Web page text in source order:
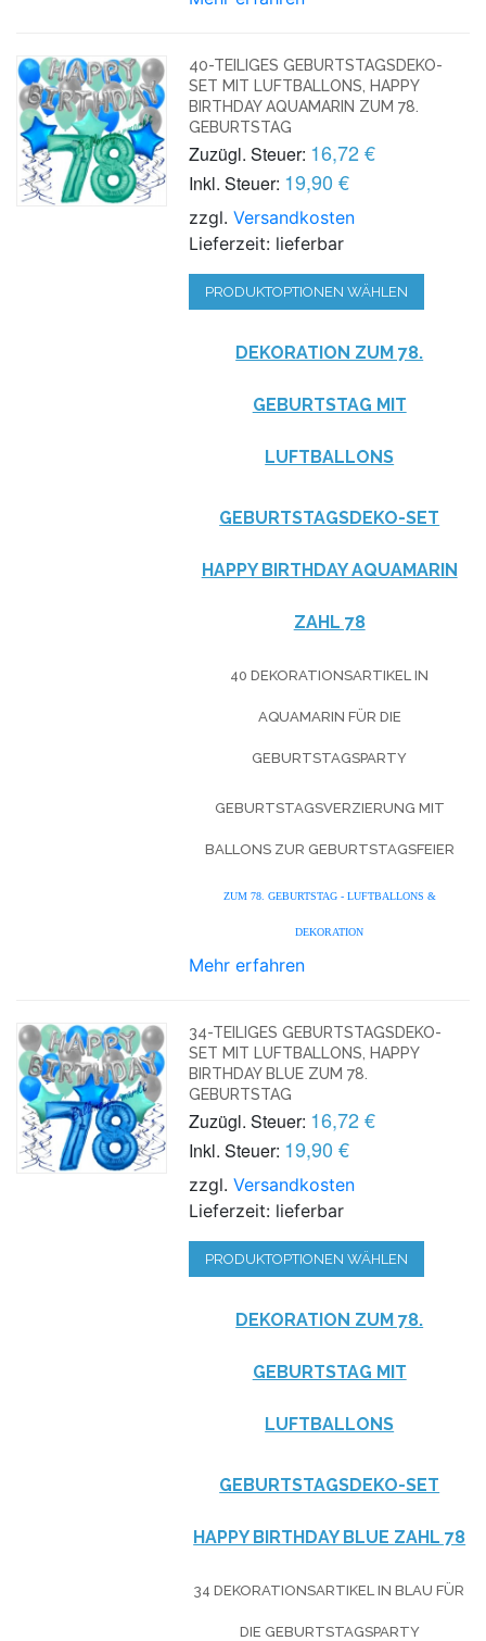
40-TEILIGES GEBURTSTAGSDEKO-
SET MIT LUFTBALLONS, HAPPY
BIRTHDAY AQUAMARIN ZUM 78.
GEBURTSTAG
Zuzügl. Steuer: 16,72 €
Inkl. Steuer: 19,90 €
zzgl.Versandkosten
Lieferzeit: lieferbar
PRODUKTOPTIONEN WÄHLEN
DEKORATION ZUM 78.
GEBURTSTAG MIT
LUFTBALLONS
GEBURTSTAGSDEKO-SET
HAPPY BIRTHDAY AQUAMARIN
ZAHL 78
40 DEKORATIONSARTIKEL IN
AQUAMARIN FÜR DIE
GEBURTSTAGSPARTY
GEBURTSTAGSVERZIERUNG MIT
BALLONS ZUR GEBURTSTAGSFEIER
ZUM 78. GEBURTSTAG - LUFTBALLONS &
DEKORATION
Mehr erfahren
34-TEILIGES GEBURTSTAGSDEKO-
SET MIT LUFTBALLONS, HAPPY
BIRTHDAY BLUE ZUM 78.
GEBURTSTAG
Zuzügl. Steuer: 16,72 €
Inkl. Steuer: 19,90 €
zzgl.Versandkosten
Lieferzeit: lieferbar
PRODUKTOPTIONEN WÄHLEN
DEKORATION ZUM 78.
GEBURTSTAG MIT
LUFTBALLONS
GEBURTSTAGSDEKO-SET
HAPPY BIRTHDAY BLUE ZAHL 78
34 DEKORATIONSARTIKEL IN BLAU FÜR
DIE GEBURTSTAGSPARTY